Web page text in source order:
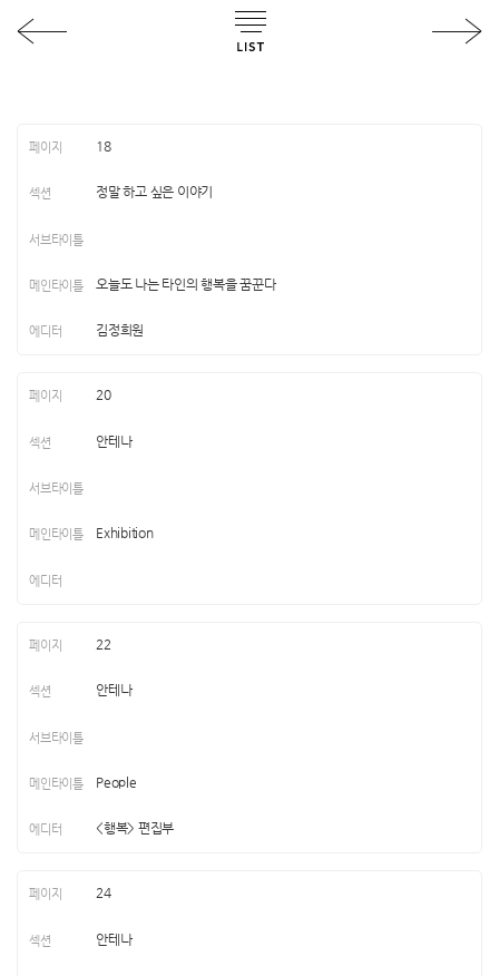
18
정말 하고 싶은 이야기
오늘도 나는 타인의 행복을 꿈꾼다
김정희원
20
안테나
Exhibition
22
안테나
People
<행복> 편집부
24
안테나